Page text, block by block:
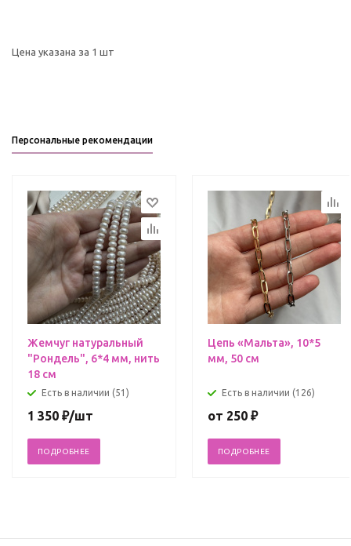
Цена указана за 1 шт
Персональные рекомендации
Жемчуг натуральный
"Рондель", 6*4 мм, нить
18 см
Есть в наличии (51)
1 350 ₽/шт
ПОДРОБНЕЕ
Цепь «Мальта», 10*5
мм, 50 см
Есть в наличии (126)
от 250 ₽
ПОДРОБНЕЕ